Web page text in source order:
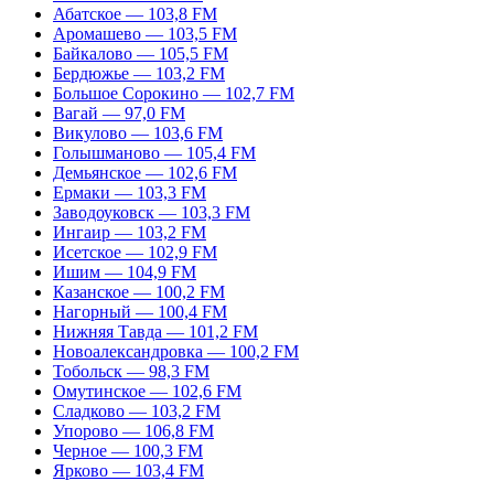
Абатское — 103,8 FM
Аромашево — 103,5 FM
Байкалово — 105,5 FM
Бердюжье — 103,2 FM
Большое Сорокино — 102,7 FM
Вагай — 97,0 FM
Викулово — 103,6 FM
Голышманово — 105,4 FM
Демьянское — 102,6 FM
Ермаки — 103,3 FM
Заводоуковск — 103,3 FM
Ингаир — 103,2 FM
Исетское — 102,9 FM
Ишим — 104,9 FM
Казанское — 100,2 FM
Нагорный — 100,4 FM
Нижняя Тавда — 101,2 FM
Новоалександровка — 100,2 FM
Тобольск — 98,3 FM
Омутинское — 102,6 FM
Сладково — 103,2 FM
Упорово — 106,8 FM
Черное — 100,3 FM
Ярково — 103,4 FM